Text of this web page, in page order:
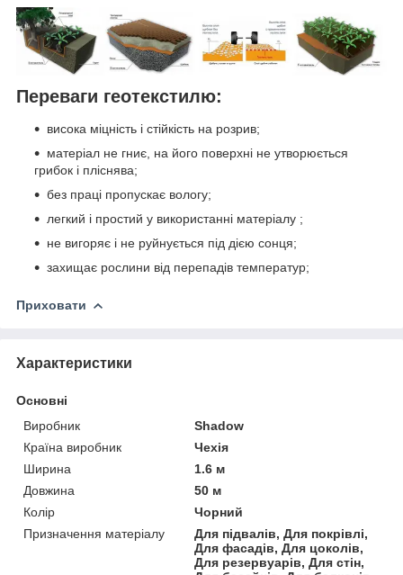
Переваги геотекстилю:
висока міцність і стійкість на розрив;
матеріал не гниє, на його поверхні не утворюється
грибок і пліснява;
без праці пропускає вологу;
легкий і простий у використанні матеріалу ;
не вигоряє і не руйнується під дією сонця;
захищає рослини від перепадів температур;
Приховати
Характеристики
Основні
Виробник
Shadow
Країна виробник
Чехія
Ширина
1.6 м
Довжина
50 м
Колір
Чорний
Призначення матеріалу
Для підвалів, Для покрівлі,
Для фасадів, Для цоколів,
Для резервуарів, Для стін,